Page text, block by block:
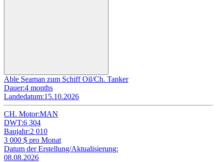
Able Seaman zum Schiff Oil/Ch. Tanker
Dauer:4 months
Landedatum:15.10.2026
CH. Motor:MAN
DWT:6 304
Baujahr:2 010
3 000 $ pro Monat
Datum der Erstellung/Aktualisierung:
08.08.2026